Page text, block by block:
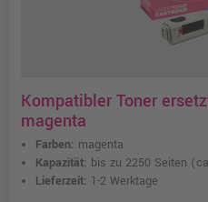
Kompatibler Toner
magenta
Farben: magenta
Kapazität: bis zu 2250 Seiten
Lieferzeit: 1-2 Werktage